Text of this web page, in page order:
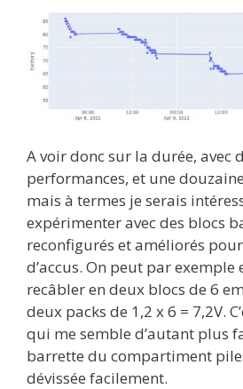
A voir donc sur la durée, avec
performances, et une
mais à termes je serais
expérimenter avec des blocs
reconfigurés et améliorés
d’accus. On peut par exemple
recâbler en deux blocs de 6
deux packs de 1,2 x 6 = 7,2V.
qui me semble d’autant plus
barrette du compartiment
dévissée facilement.